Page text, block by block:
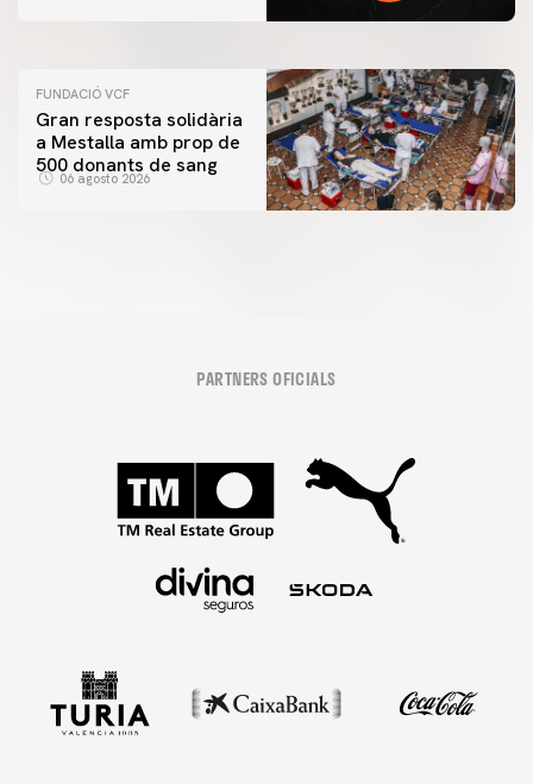
FUNDACIÓ VCF
Gran resposta solidària
a Mestalla amb prop de
500 donants de sang
06 agosto 2026
PARTNERS OFICIALS